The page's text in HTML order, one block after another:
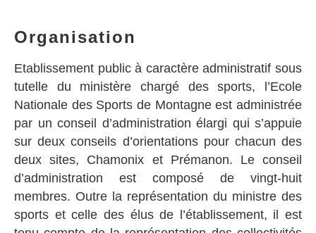
Organisation
Etablissement public à caractère administratif sous
tutelle du ministère chargé des sports, l’Ecole
Nationale des Sports de Montagne est administrée
par un conseil d’administration élargi qui s’appuie
sur deux conseils d’orientations pour chacun des
deux sites, Chamonix et Prémanon. Le conseil
d’administration est composé de vingt-huit
membres. Outre la représentation du ministre des
sports et celle des élus de l’établissement, il est